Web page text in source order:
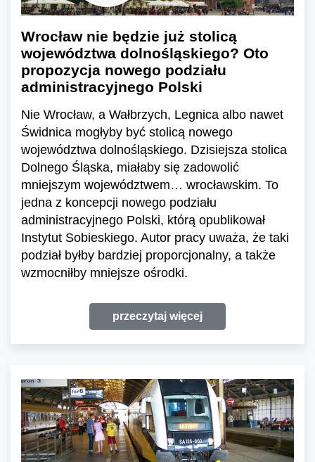
Wrocław nie będzie już stolicą
województwa dolnośląskiego? Oto
propozycja nowego podziału
administracyjnego Polski
Nie Wrocław, a Wałbrzych, Legnica albo nawet
Świdnica mogłyby być stolicą nowego
województwa dolnośląskiego. Dzisiejsza stolica
Dolnego Śląska, miałaby się zadowolić
mniejszym województwem… wrocławskim. To
jedna z koncepcji nowego podziału
administracyjnego Polski, którą opublikował
Instytut Sobieskiego. Autor pracy uważa, że taki
podział byłby bardziej proporcjonalny, a także
wzmocniłby mniejsze ośrodki.
przeczytaj więcej